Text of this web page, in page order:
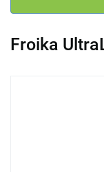
Froika